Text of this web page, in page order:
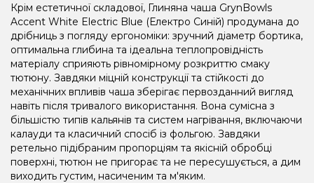
Крім естетичної складової, Глиняна чаша GrynBowls
Accent White Electric Blue (Електро Синій) продумана до
дрібниць з погляду ергономіки: зручний діаметр бортика,
оптимальна глибина та ідеальна теплопровідність
матеріалу сприяють рівномірному розкриттю смаку
тютюну. Завдяки міцній конструкції та стійкості до
механічних впливів чаша зберігає первозданний вигляд
навіть після тривалого використання. Вона сумісна з
більшістю типів кальянів та систем нагрівання, включаючи
калауди та класичний спосіб із фольгою. Завдяки
ретельно підібраним пропорціям та якісній обробці
поверхні, тютюн не пригорає та не пересушується, а дим
виходить густим, насиченим та м'яким.